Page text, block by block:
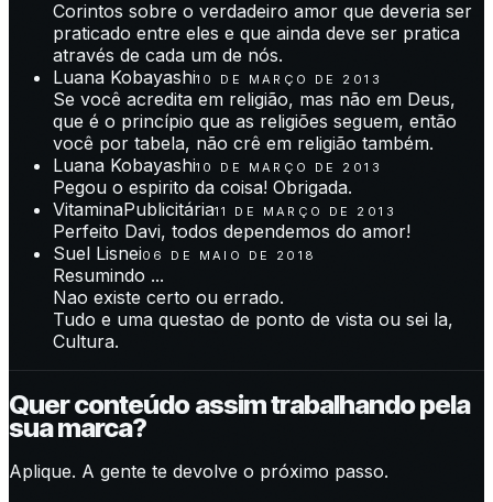
Corintos sobre o verdadeiro amor que deveria ser
praticado entre eles e que ainda deve ser pratica
através de cada um de nós.
Luana Kobayashi10 DE MARÇO DE 2013
Se você acredita em religião, mas não em Deus,
que é o princípio que as religiões seguem, então
você por tabela, não crê em religião também.
Luana Kobayashi10 DE MARÇO DE 2013
Pegou o espirito da coisa! Obrigada.
VitaminaPublicitária11 DE MARÇO DE 2013
Perfeito Davi, todos dependemos do amor!
Suel Lisnei06 DE MAIO DE 2018
Resumindo ...
Nao existe certo ou errado.
Tudo e uma questao de ponto de vista ou sei la,
Cultura.
Quer conteúdo assim trabalhando pela
sua marca?
Aplique. A gente te devolve o próximo passo.